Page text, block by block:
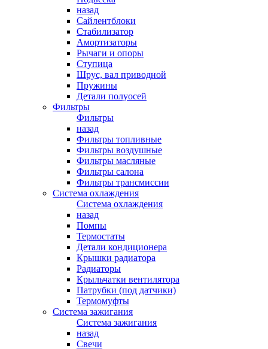
назад
Сайлентблоки
Стабилизатор
Амортизаторы
Рычаги и опоры
Ступица
Шрус, вал приводной
Пружины
Детали полуосей
Фильтры
Фильтры
назад
Фильтры топливные
Фильтры воздушные
Фильтры масляные
Фильтры салона
Фильтры трансмиссии
Система охлаждения
Система охлаждения
назад
Помпы
Термостаты
Детали кондиционера
Крышки радиатора
Радиаторы
Крыльчатки вентилятора
Патрубки (под датчики)
Термомуфты
Система зажигания
Система зажигания
назад
Свечи